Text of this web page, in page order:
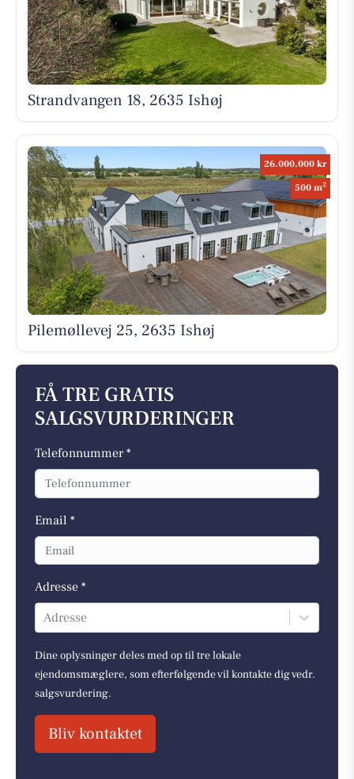
Strandvangen 18, 2635 Ishøj
26.000.000 kr
500 m2
Pilemøllevej 25, 2635 Ishøj
FÅ TRE GRATIS
SALGSVURDERINGER
Telefonnummer *
Email *
Adresse *
Adresse
Dine oplysninger deles med op til tre lokale
ejendomsmæglere, som efterfølgende vil kontakte dig vedr.
salgsvurdering.
Bliv kontaktet